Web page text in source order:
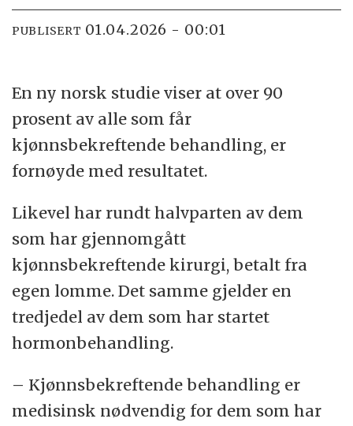
PUBLISERT 01.04.2026 - 00:01
En ny norsk studie viser at over 90
prosent av alle som får
kjønnsbekreftende behandling, er
fornøyde med resultatet.
Likevel har rundt halvparten av dem
som har gjennomgått
kjønnsbekreftende kirurgi, betalt fra
egen lomme. Det samme gjelder en
tredjedel av dem som har startet
hormonbehandling.
– Kjønnsbekreftende behandling er
medisinsk nødvendig for dem som har